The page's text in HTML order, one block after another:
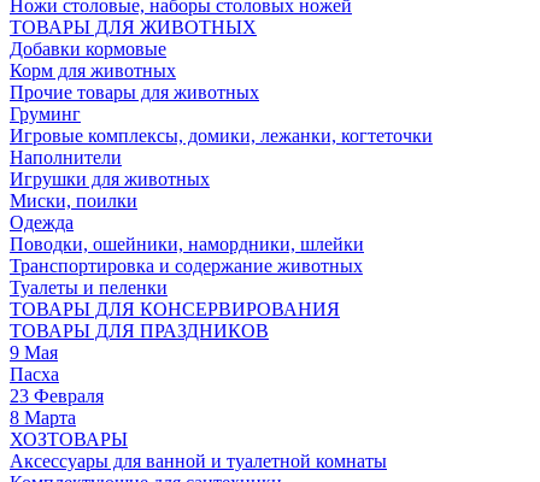
Ножи столовые, наборы столовых ножей
ТОВАРЫ ДЛЯ ЖИВОТНЫХ
Добавки кормовые
Корм для животных
Прочие товары для животных
Груминг
Игровые комплексы, домики, лежанки, когтеточки
Наполнители
Игрушки для животных
Миски, поилки
Одежда
Поводки, ошейники, намордники, шлейки
Транспортировка и содержание животных
Туалеты и пеленки
ТОВАРЫ ДЛЯ КОНСЕРВИРОВАНИЯ
ТОВАРЫ ДЛЯ ПРАЗДНИКОВ
9 Мая
Пасха
23 Февраля
8 Марта
ХОЗТОВАРЫ
Аксессуары для ванной и туалетной комнаты